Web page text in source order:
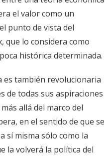
el valor como un
punto de vista del
que lo considera como
histórica determinada.
también revolucionaria
de todas sus aspiraciones
allá del marco del
en el sentido de que se
sí misma sólo como la
la volverá la política del